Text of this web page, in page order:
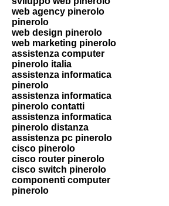
web agency pinerolo
pinerolo
web design pinerolo
web marketing pinerolo
assistenza computer
pinerolo italia
assistenza informatica
pinerolo
assistenza informatica
pinerolo contatti
assistenza informatica
pinerolo distanza
assistenza pc pinerolo
cisco pinerolo
cisco router pinerolo
cisco switch pinerolo
componenti computer
pinerolo